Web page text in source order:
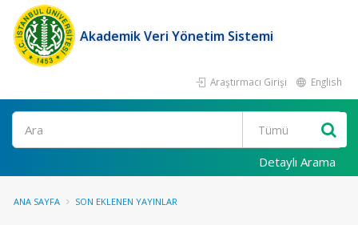
Akademik Veri Yönetim Sistemi
Araştırmacı Girişi English
Ara
Detaylı Arama
ANA SAYFA SON EKLENEN YAYINLAR